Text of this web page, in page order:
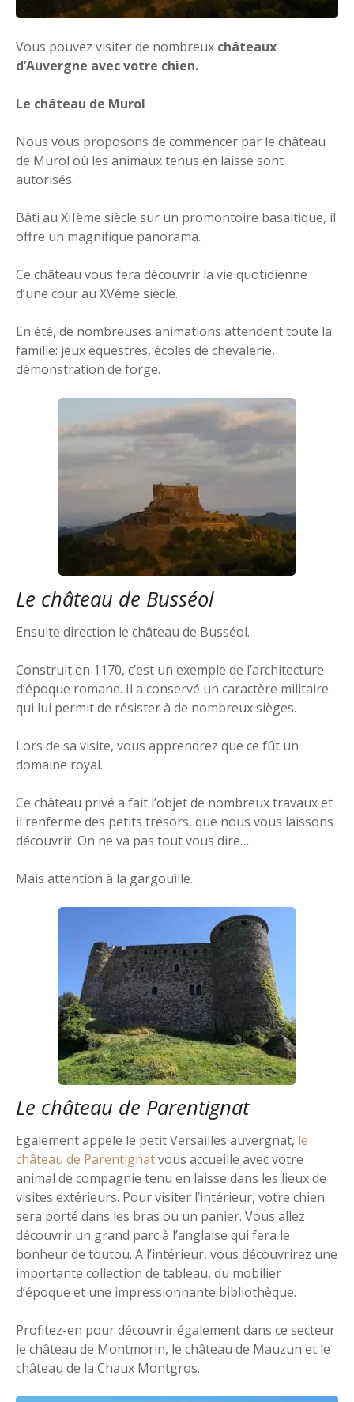
Vous pouvez visiter de nombreux châteaux
d’Auvergne avec votre chien.
Le château de Murol
Nous vous proposons de commencer par le château
de Murol où les animaux tenus en laisse sont
autorisés.
Bâti au XIIème siècle sur un promontoire basaltique, il
offre un magnifique panorama.
Ce château vous fera découvrir la vie quotidienne
d’une cour au XVème siècle.
En été, de nombreuses animations attendent toute la
famille: jeux équestres, écoles de chevalerie,
démonstration de forge.
Le château de Busséol
Ensuite direction le château de Busséol.
Construit en 1170, c’est un exemple de l’architecture
d’époque romane. Il a conservé un caractère militaire
qui lui permit de résister à de nombreux sièges.
Lors de sa visite, vous apprendrez que ce fût un
domaine royal.
Ce château privé a fait l’objet de nombreux travaux et
il renferme des petits trésors, que nous vous laissons
découvrir. On ne va pas tout vous dire…
Mais attention à la gargouille.
Le château de Parentignat
Egalement appelé le petit Versailles auvergnat, le
château de Parentignatvous accueille avec votre
animal de compagnie tenu en laisse dans les lieux de
visites extérieurs. Pour visiter l’intérieur, votre chien
sera porté dans les bras ou un panier. Vous allez
découvrir un grand parc à l’anglaise qui fera le
bonheur de toutou. A l’intérieur, vous découvrirez une
importante collection de tableau, du mobilier
d’époque et une impressionnante bibliothèque.
Profitez-en pour découvrir également dans ce secteur
le château de Montmorin, le château de Mauzun et le
château de la Chaux Montgros.